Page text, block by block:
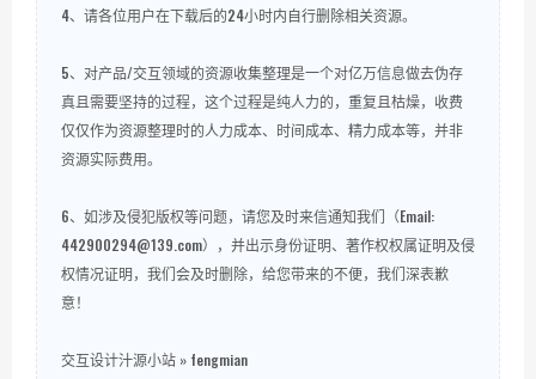
4、请各位用户在下载后的24小时内自行删除相关资源。
5、对产品/交互领域的资源收集整理是一个对亿万信息做去伪存
真且需要坚持的过程，这个过程是纯人力的，重复且枯燥，收费
仅仅作为资源整理时的人力成本、时间成本、精力成本等，并非
资源实际费用。
6、如涉及侵犯版权等问题，请您及时来信通知我们（Email:
442900294@139.com），并出示身份证明、著作权权属证明及侵
权情况证明，我们会及时删除，给您带来的不便，我们深表歉
意！
交互设计汁源小站 » fengmian